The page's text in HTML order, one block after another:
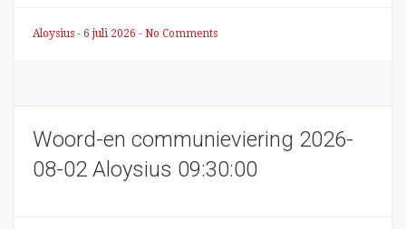
Aloysius - 6 juli 2026 - No Comments
Woord-en communieviering 2026-
08-02 Aloysius 09:30:00